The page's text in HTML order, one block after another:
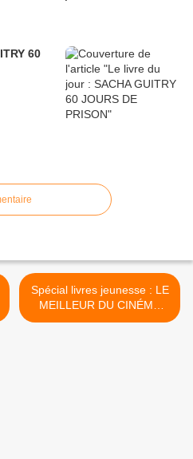
60
Spécial livres jeunesse : LE
MEILLEUR DU CINÉMA
POUR LES ENFANTS >